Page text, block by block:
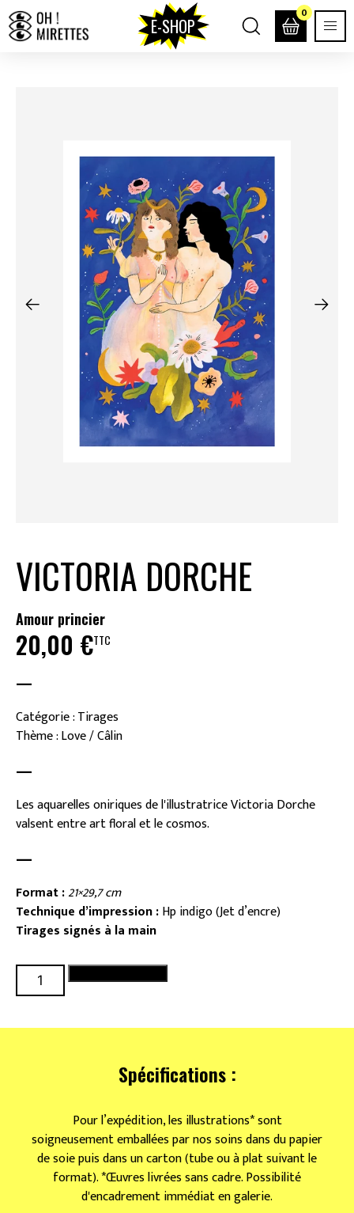
E-SHOP
0
VICTORIA DORCHE
Amour princier
20,00 €TTC
—
Catégorie : Tirages
Thème : Love / Câlin
—
Les aquarelles oniriques de l'illustratrice Victoria Dorche
valsent entre art floral et le cosmos.
—
Format :21×29,7 cm
Technique d’impression :Hp indigo (Jet d’encre)
Tirages signés à la main
quantité
de
princier
Spécifications :
Pour l’expédition, les illustrations* sont
soigneusement emballées par nos soins dans du papier
de soie puis dans un carton (tube ou à plat suivant le
format). *Œuvres livrées sans cadre. Possibilité
d'encadrement immédiat en galerie.